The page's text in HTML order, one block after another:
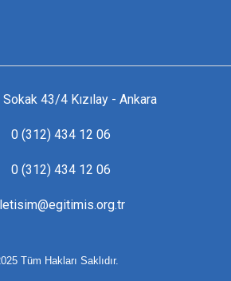
43/4 Kızılay - Ankara
0 (312) 434 12 06
0 (312) 434 12 06
Tüm Hakları Saklıdır.